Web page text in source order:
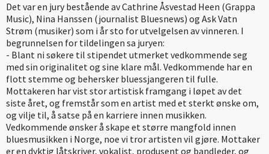
Det var en jury bestående av Cathrine Åsvestad Heen (Grappa
Music), Nina Hanssen (journalist Bluesnews) og Ask Vatn
Strøm (musiker) som i år sto for utvelgelsen av vinneren. I
begrunnelsen for tildelingen sa juryen:
- Blant ni søkere til stipendet utmerket vedkommende seg
med sin originalitet og sine klare mål. Vedkommende har en
flott stemme og behersker bluessjangeren til fulle.
Mottakeren har vist stor artistisk framgang i løpet av det
siste året, og fremstår som en artist med et sterkt ønske om,
og vilje til, å satse på en karriere innen musikken.
Vedkommende ønsker å skape et større mangfold innen
bluesmusikken i Norge, noe vi tror artisten vil gjøre. Mottaker
er en dyktig låtskriver, vokalist, produsent og bandleder, og